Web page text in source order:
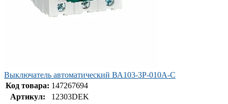
Выключатель автоматический ВА103-3P-010A-C
Код товара: 147267694
Артикул:
12303DEK